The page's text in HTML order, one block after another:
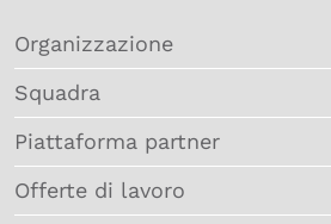
Organizzazione
Squadra
Piattaforma partner
Offerte di lavoro